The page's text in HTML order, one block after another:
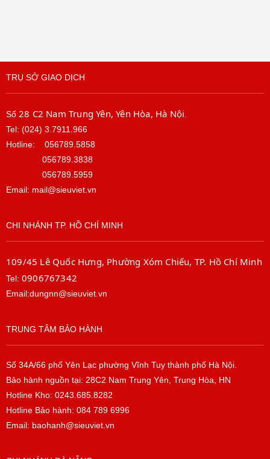
TRỤ SỞ GIAO DỊCH
Số 28 C2 Nam Trung Yên, Yên Hòa, Hà Nội
Tel: (024) 3.7911.966
Hotline: 056789.5858
056789.3838
056789.5959
Email: mail@sieuviet.vn
CHI NHÁNH TP. HỒ CHÍ MINH
109/45 Lê Quốc Hưng, Phường Xóm Chiếu, TP. Hồ Chí Minh
Tel: 0906767342
Email:dungnn@sieuviet.vn
TRUNG TÂM BẢO HÀNH
Số 34A/66 phố Yên Lạc phường Vĩnh Tuy thành phố Hà Nội.
Bảo hành nguồn tại: 28C2 Nam Trung Yên, Trung Hòa, HN
Hotline Kho: 0243.685.8282
Hotline Bảo hành: 084 789 6996
Email: baohanh@sieuviet.vn